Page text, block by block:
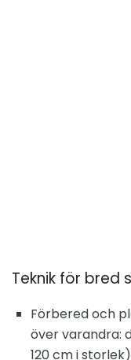
Teknik för bred
Förbered och
över varandra:
120 cm i